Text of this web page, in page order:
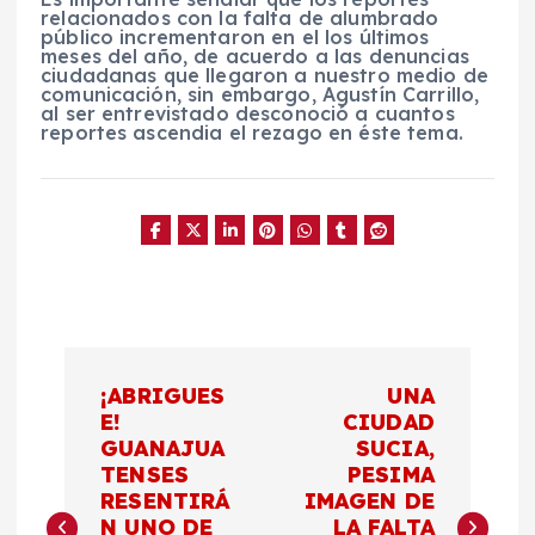
relacionados con la falta de alumbrado
público incrementaron en el los últimos
meses del año, de acuerdo a las denuncias
ciudadanas que llegaron a nuestro medio de
comunicación, sin embargo, Agustín Carrillo,
al ser entrevistado desconoció a cuantos
reportes ascendia el rezago en éste tema.
¡ABRIGUES
E!
GUANAJUA
TENSES
RESENTIRÁ
N UNO DE
UNA
CIUDAD
SUCIA,
PESIMA
IMAGEN DE
LA FALTA